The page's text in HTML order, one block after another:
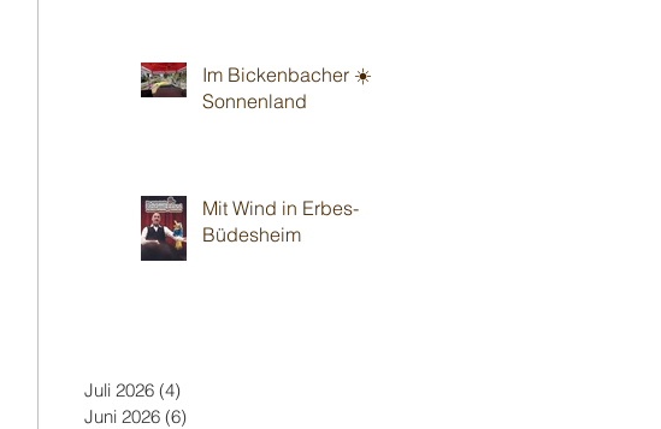
Im Bickenbacher ☀️
Sonnenland
Mit Wind in Erbes-
Büdesheim
Juli 2026 (4)
Juni 2026 (6)